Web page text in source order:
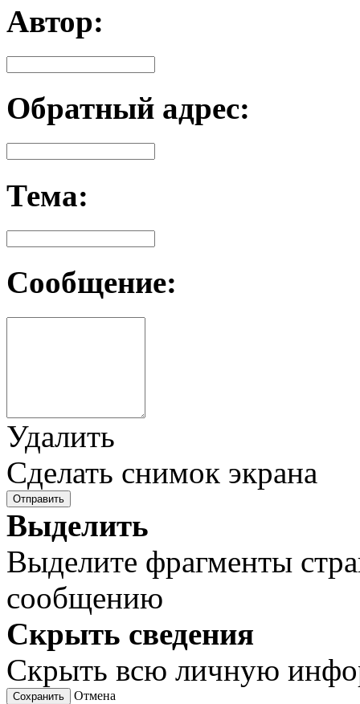
Автор:
Обратный адрес:
Тема:
Сообщение:
Удалить
Сделать снимок экрана
Отправить
Выделить
Выделите фрагменты
сообщению
Скрыть сведения
Скрыть всю личную
Сохранить Отмена